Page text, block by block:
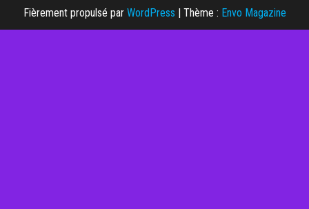
Fièrement propulsé par WordPress | Thème : Envo Magazine